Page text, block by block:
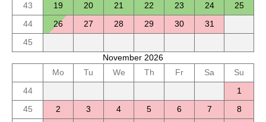
43
19 20 21 22 23 24
25
44
26 27 28 29 30
31
45
November 2026
Mo
Tu We Th Fr Sa
Su
44
1
45
2 3 4 5 6 7
8